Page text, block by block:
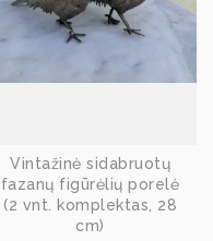
Vintažinė sidabruotų
fazanų figūrėlių porelė
(2 vnt. komplektas, 28
cm)